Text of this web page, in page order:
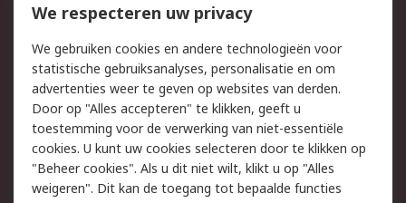
Bestellen
Inkoopoplossingen
Track & Trace
Wettelijk
Cookiebeleid
Email veiligheid
Privacybeleid
Websitevoorwaarden
Algemene
We respecteren uw privacy
We gebruiken cookies en andere technologieën voor
statistische gebruiksanalyses, personalisatie en om
advertenties weer te geven op websites van derden.
Door op "Alles accepteren" te klikken, geeft u
toestemming voor de verwerking van niet-essentiële
cookies. U kunt uw cookies selecteren door te klikken op
"Beheer cookies". Als u dit niet wilt, klikt u op "Alles
weigeren". Dit kan de toegang tot bepaalde functies